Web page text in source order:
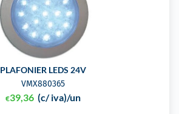
PLAFONIER LEDS 24V
VMX880365
€39,36 (c/ iva)/un